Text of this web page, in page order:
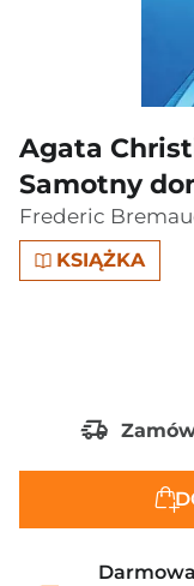
Agata
Samotny
Frederic
KSIĄŻKA